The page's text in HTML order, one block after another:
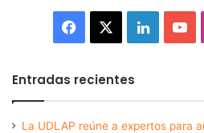
Facebook LinkedIn
Entradas recientes
La UDLAP reúne a expertos para